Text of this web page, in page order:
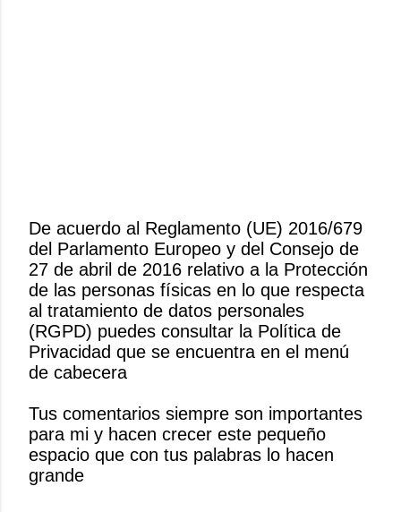
P
u
b
l
i
c
a
u
n
c
o
De acuerdo al Reglamento (UE) 2016/679
del Parlamento Europeo y del Consejo de
27 de abril de 2016 relativo a la Protección
de las personas físicas en lo que respecta
al tratamiento de datos personales
(RGPD) puedes consultar la Política de
Privacidad que se encuentra en el menú
de cabecera
Tus comentarios siempre son importantes
para mi y hacen crecer este pequeño
espacio que con tus palabras lo hacen
grande